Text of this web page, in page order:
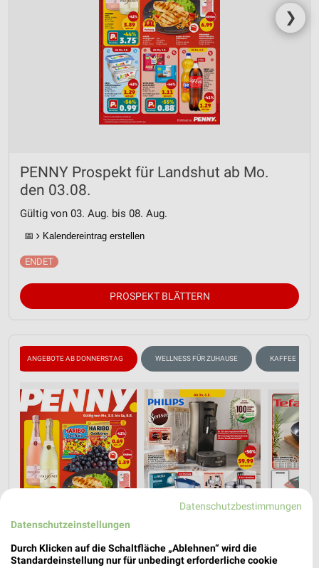
❯
PENNY Prospekt für Landshut ab Mo.
den 03.08.
Gültig von 03. Aug. bis 08. Aug.
📅 Kalendereintrag erstellen
PROSPEKT BLÄTTERN
ANGEBOTE AB DONNERSTAG WELLNESS FÜR ZUHAUSE KAFFEE
Datenschutzbestimmungen
Datenschutzeinstellungen
Durch Klicken auf die Schaltfläche „Ablehnen“ wird die
Standardeinstellung nur für unbedingt erforderliche cookie